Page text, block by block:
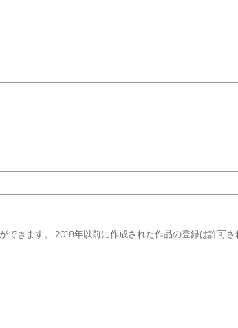
きます。 2018年以前に作成された作品の登録は許可さ